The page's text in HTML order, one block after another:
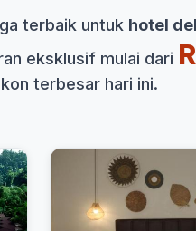
terbaik untuk hotel
eksklusif mulai dari
terbesar hari ini.